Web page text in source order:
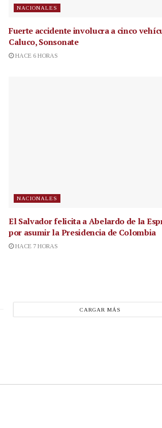
NACIONALES
Fuerte accidente involucra a cinco
Caluco, Sonsonate
HACE 6 HORAS
NACIONALES
El Salvador felicita a Abelardo de la
por asumir la Presidencia de Colombia
HACE 7 HORAS
CARGAR MÁS